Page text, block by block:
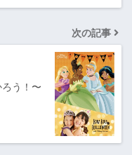
次の記事
ろう！〜